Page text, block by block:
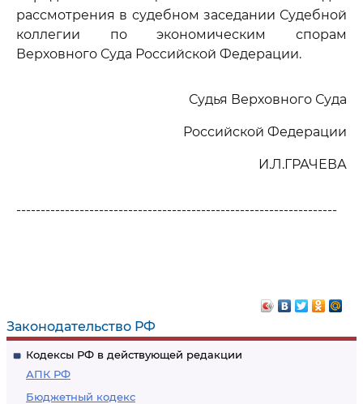
Законодательство РФ
Кодексы РФ в действующей редакции
АПК РФ
Бюджетный кодекс
рассмотрения в судебном заседании Судебной
коллегии по экономическим спорам
Верховного Суда Российской Федерации.
Судья Верховного Суда
Российской Федерации
И.Л.ГРАЧЕВА
------------------------------------------------------------------